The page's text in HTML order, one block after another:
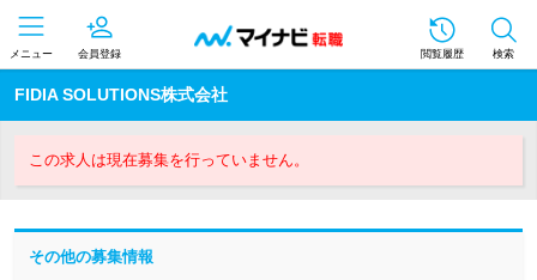
メニュー 会員登録 閲覧履歴 検索
FIDIA SOLUTIONS株式会社
この求人は現在募集を行っていません。
その他の募集情報